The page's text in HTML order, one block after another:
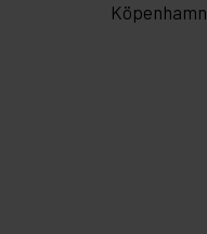
Köpenhamn